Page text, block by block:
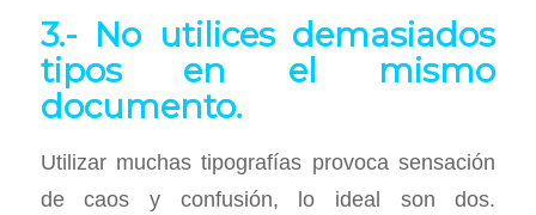
3.- No utilices demasiados
tipos en el mismo
documento.
Utilizar muchas tipografías provoca sensación
de caos y confusión, lo ideal son dos.